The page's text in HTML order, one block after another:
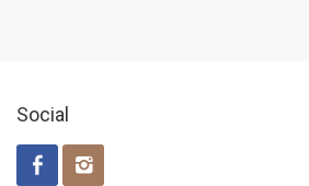
Social